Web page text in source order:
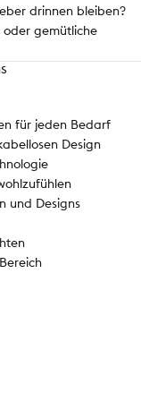
drinnen bleiben?
oder gemütliche
für jeden Bedarf
Design
und Designs